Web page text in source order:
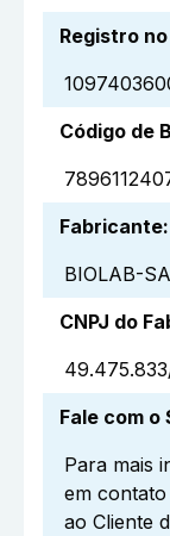
Registro
Código de
Fabricante:
BIOLAB-
CNPJ do
Fale com o
Para mais
em
ao Cliente